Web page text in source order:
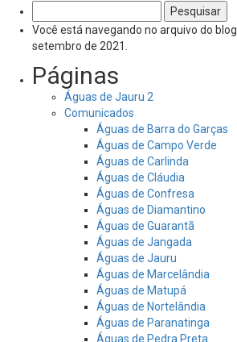
por:
Você está navegando no arquivo do blog
setembro de 2021.
Páginas
Águas de Jauru 2
Comunicados
Águas de Barra do Garças
Águas de Campo Verde
Águas de Carlinda
Águas de Cláudia
Águas de Confresa
Águas de Diamantino
Águas de Guarantã
Águas de Jangada
Águas de Jauru
Águas de Marcelândia
Águas de Matupá
Águas de Nortelândia
Águas de Paranatinga
Águas de Pedra Preta